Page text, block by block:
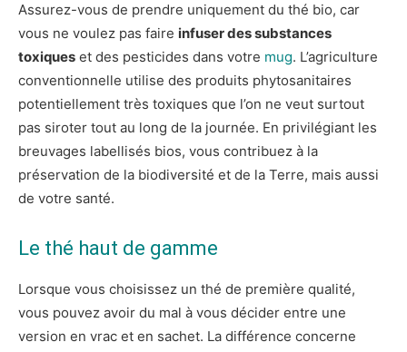
Assurez-vous de prendre uniquement du thé bio, car
vous ne voulez pas faire infuser des substances
toxiques et des pesticides dans votre mug. L’agriculture
conventionnelle utilise des produits phytosanitaires
potentiellement très toxiques que l’on ne veut surtout
pas siroter tout au long de la journée. En privilégiant les
breuvages labellisés bios, vous contribuez à la
préservation de la biodiversité et de la Terre, mais aussi
de votre santé.
Le thé haut de gamme
Lorsque vous choisissez un thé de première qualité,
vous pouvez avoir du mal à vous décider entre une
version en vrac et en sachet. La différence concerne